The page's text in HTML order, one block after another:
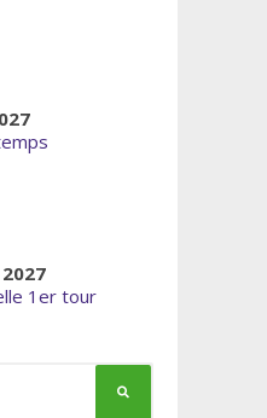
1er tour